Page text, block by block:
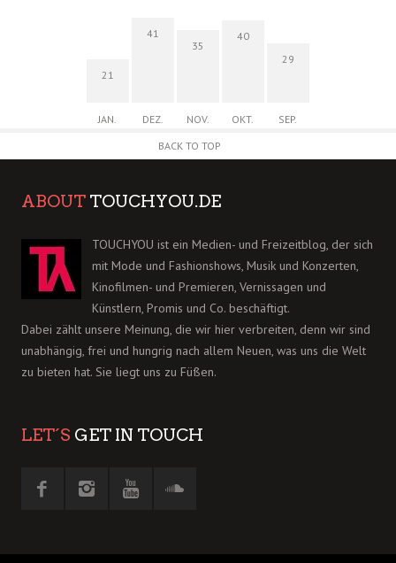
21
JAN.
41
DEZ.
35
NOV.
40
OKT.
29
SEP.
BACK TO TOP
ABOUT TOUCHYOU.DE
TOUCHYOU ist ein Medien- und Freizeitblog, der sich
mit Mode und Fashionshows, Musik und Konzerten,
Kinofilmen- und Premieren, Vernissagen und
Künstlern, Promis und Co. beschäftigt.
Dabei zählt unsere Meinung, die wir hier verbreiten, denn wir sind
unabhängig, frei und hungrig nach allem Neuen, was uns die Welt
zu bieten hat. Sie liegt uns zu Füßen.
LET´S GET IN TOUCH